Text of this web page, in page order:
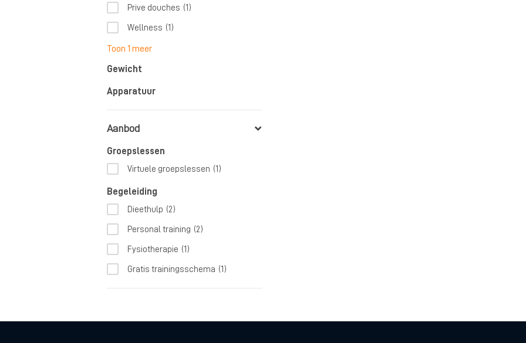
Prive douches (1)
Wellness (1)
Toon 1 meer
Gewicht
Apparatuur
Aanbod
Groepslessen
Virtuele groepslessen (1)
Begeleiding
Dieethulp (2)
Personal training (2)
Fysiotherapie (1)
Gratis trainingsschema (1)